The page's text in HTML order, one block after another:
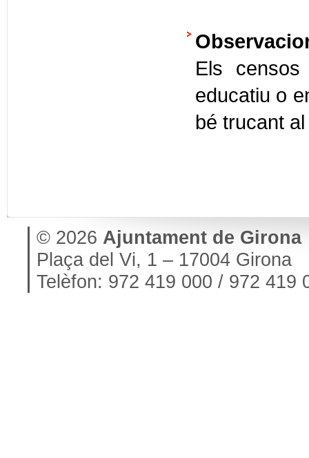
Els
educatiu o
bé trucant
© 2026 Ajuntament de Girona
Plaça del Vi, 1 – 17004 Girona
Telèfon: 972 419 000 / 972 419